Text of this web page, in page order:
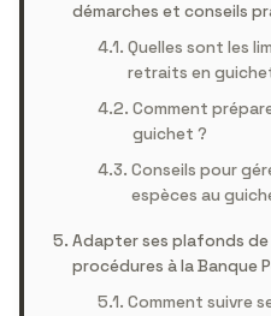
démarches et conseils
Quelles sont les
retraits en
Comment
guichet ?
Conseils pour
espèces au
Adapter ses plafonds
procédures à la Banque
Comment suivre